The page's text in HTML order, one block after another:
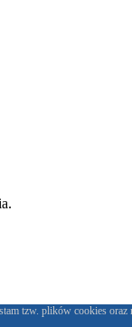
tzw. plików cookies